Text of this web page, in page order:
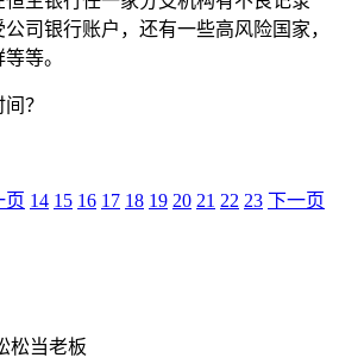
司银行账户，还有一些高风险国家，
等。
？
页 14 15 16 17 18 19 20 21 22 23 下一页
松当老板